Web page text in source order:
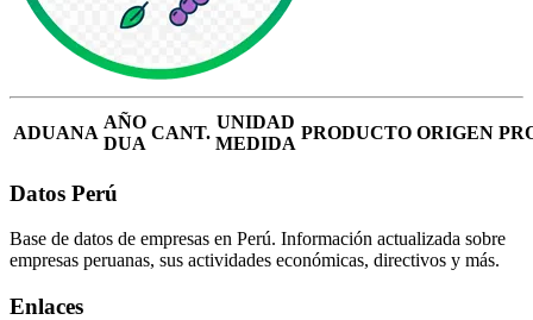
ADUANA
AÑO
DUA
CANT.
UNIDAD
MEDIDA
PRODUCTO ORIGEN
Datos Perú
Base de datos de empresas en Perú. Información actualizada sobre
empresas peruanas, sus actividades económicas, directivos y más.
Enlaces